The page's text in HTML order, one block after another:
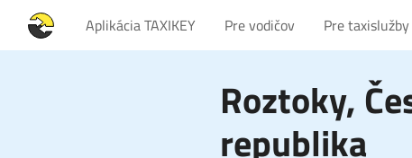
Aplikácia TAXIKEY Pre vodičov Pre taxislužby
Roztoky,
republika